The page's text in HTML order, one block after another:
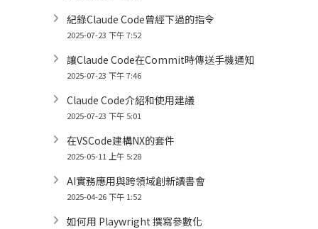
紀錄Claude Code曾經下過的指令
2025-07-23 下午 7:52
讓Claude Code在Commit時傳送手機通知
2025-07-23 下午 7:46
Claude Code介紹和使用建議
2025-07-23 下午 5:01
在VSCode建構NX的套件
2025-05-11 上午 5:28
AI實務應用與跨領域創新讀書會
2025-04-26 下午 1:52
如何用 Playwright 撰寫參數化